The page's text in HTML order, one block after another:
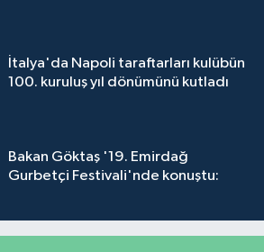
İtalya'da Napoli taraftarları kulübün
100. kuruluş yıl dönümünü kutladı
Bakan Göktaş '19. Emirdağ
Gurbetçi Festivali'nde konuştu: